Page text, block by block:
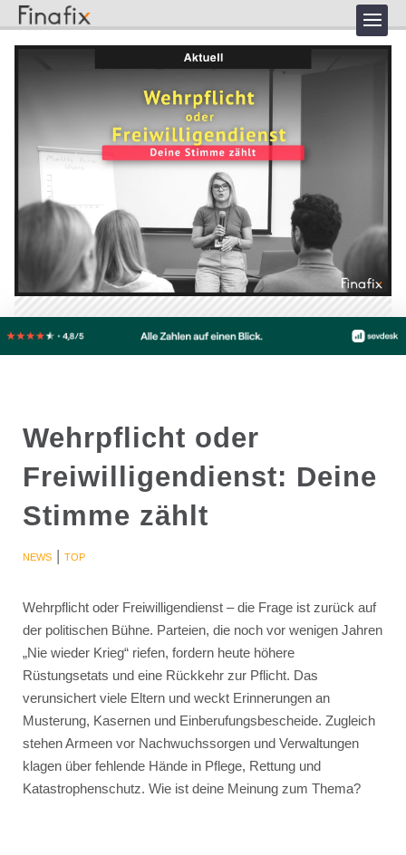
Wehrpflicht oder
Freiwilligendienst: Deine
Stimme zählt
NEWS| TOP
Wehrpflicht oder Freiwilligendienst – die Frage ist zurück auf
der politischen Bühne. Parteien, die noch vor wenigen Jahren
„Nie wieder Krieg“ riefen, fordern heute höhere
Rüstungsetats und eine Rückkehr zur Pflicht. Das
verunsichert viele Eltern und weckt Erinnerungen an
Musterung, Kasernen und Einberufungsbescheide. Zugleich
stehen Armeen vor Nachwuchssorgen und Verwaltungen
klagen über fehlende Hände in Pflege, Rettung und
Katastrophenschutz. Wie ist deine Meinung zum Thema?